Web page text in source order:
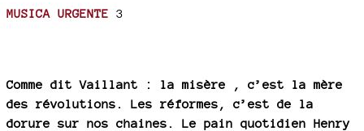
MUSICA URGENTE 3
Comme dit Vaillant : la misère , c’est la mère
des révolutions. Les réformes, c’est de la
dorure sur nos chaines. Le pain quotidien Henry